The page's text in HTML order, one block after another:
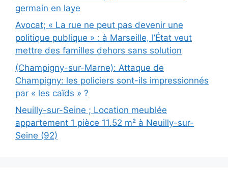
germain en laye
Avocat; « La rue ne peut pas devenir une
politique publique » : à Marseille, l’État veut
mettre des familles dehors sans solution
(Champigny-sur-Marne): Attaque de
Champigny: les policiers sont-ils impressionnés
par « les caïds » ?
Neuilly-sur-Seine ; Location meublée
appartement 1 pièce 11.52 m² à Neuilly-sur-
Seine (92)